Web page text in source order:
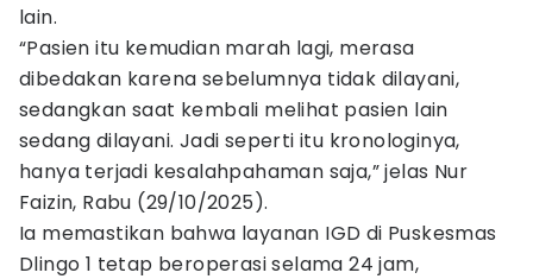
lain.
“Pasien itu kemudian marah lagi, merasa
dibedakan karena sebelumnya tidak dilayani,
sedangkan saat kembali melihat pasien lain
sedang dilayani. Jadi seperti itu kronologinya,
hanya terjadi kesalahpahaman saja,” jelas Nur
Faizin, Rabu (29/10/2025).
Ia memastikan bahwa layanan IGD di Puskesmas
Dlingo 1 tetap beroperasi selama 24 jam,